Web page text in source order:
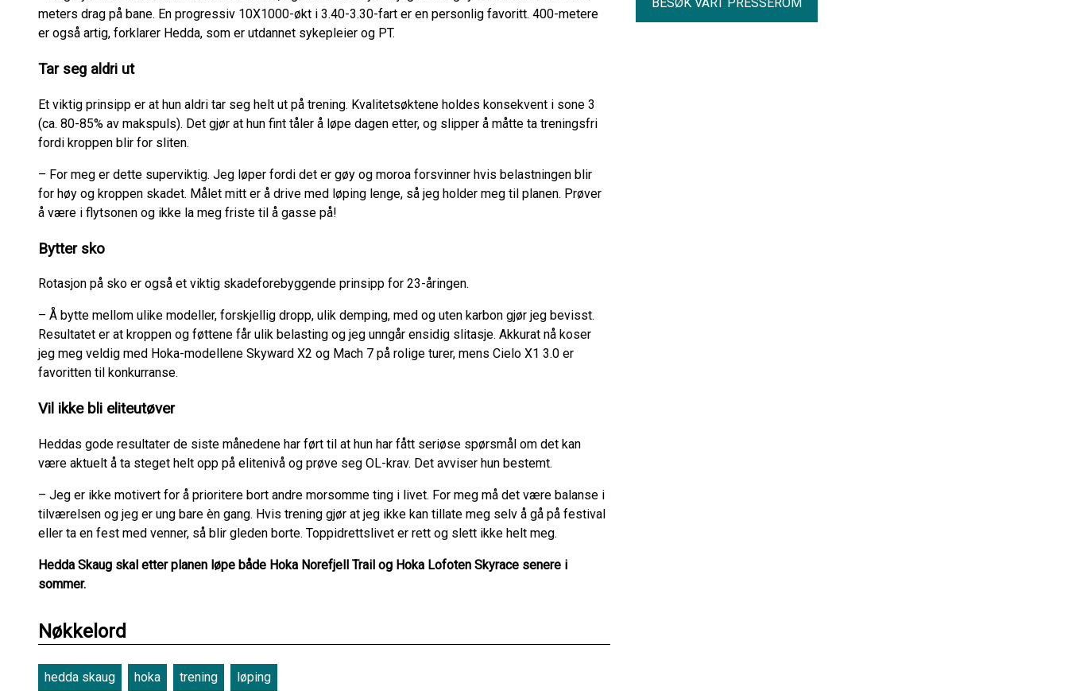
meters drag på bane. En progressiv 10X1000-økt i 3.40-3.30-fart er en personlig favoritt. 400-metere
er også artig, forklarer Hedda, som er utdannet sykepleier og PT.
Tar seg aldri ut
Et viktig prinsipp er at hun aldri tar seg helt ut på trening. Kvalitetsøktene holdes konsekvent i sone 3
(ca. 80-85% av makspuls). Det gjør at hun fint tåler å løpe dagen etter, og slipper å måtte ta treningsfri
fordi kroppen blir for sliten.
– For meg er dette superviktig. Jeg løper fordi det er gøy og moroa forsvinner hvis belastningen blir
for høy og kroppen skadet. Målet mitt er å drive med løping lenge, så jeg holder meg til planen. Prøver
å være i flytsonen og ikke la meg friste til å gasse på!
Bytter sko
Rotasjon på sko er også et viktig skadeforebyggende prinsipp for 23-åringen.
– Å bytte mellom ulike modeller, forskjellig dropp, ulik demping, med og uten karbon gjør jeg bevisst.
Resultatet er at kroppen og føttene får ulik belasting og jeg unngår ensidig slitasje. Akkurat nå koser
jeg meg veldig med Hoka-modellene Skyward X2 og Mach 7 på rolige turer, mens Cielo X1 3.0 er
favoritten til konkurranse.
Vil ikke bli eliteutøver
Heddas gode resultater de siste månedene har ført til at hun har fått seriøse spørsmål om det kan
være aktuelt å ta steget helt opp på elitenivå og prøve seg OL-krav. Det avviser hun bestemt.
– Jeg er ikke motivert for å prioritere bort andre morsomme ting i livet. For meg må det være balanse i
tilværelsen og jeg er ung bare èn gang. Hvis trening gjør at jeg ikke kan tillate meg selv å gå på festival
eller ta en fest med venner, så blir gleden borte. Toppidrettslivet er rett og slett ikke helt meg.
Hedda Skaug skal etter planen løpe både Hoka Norefjell Trail og Hoka Lofoten Skyrace senere i
sommer.
Nøkkelord
hedda skaug hoka trening løping